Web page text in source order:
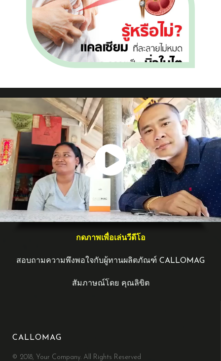
กดภาพเพื่อเล่นวีดีโอ
สอบถามความพึงพอใจกับผู้ทานผลิตภัณฑ์ CALLOMAG
​สัมภาษณ์โดย คุณลิขิต
​CALLOMAG
© 2018, Your Company. All Rights Reserved